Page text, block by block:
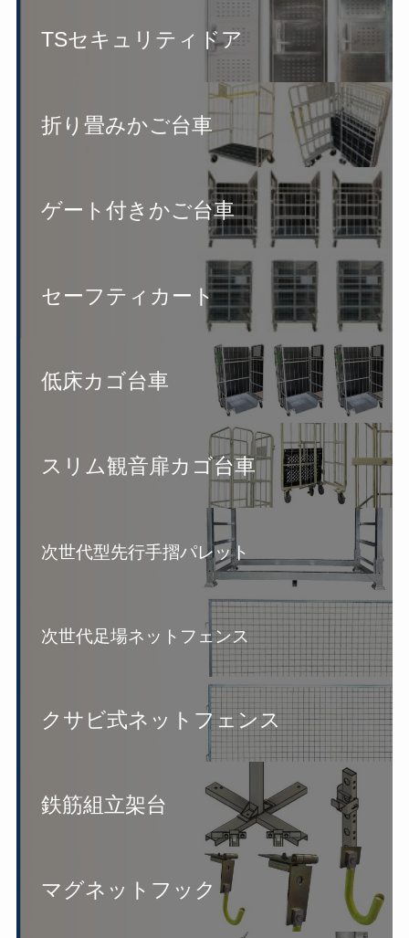
TSセキュリティドア
折り畳みかご台車
ゲート付きかご台車
セーフティカート
低床カゴ台車
スリム観音扉カゴ台車
次世代型先行手摺パレット
次世代足場ネットフェンス
クサビ式ネットフェンス
鉄筋組立架台
マグネットフック